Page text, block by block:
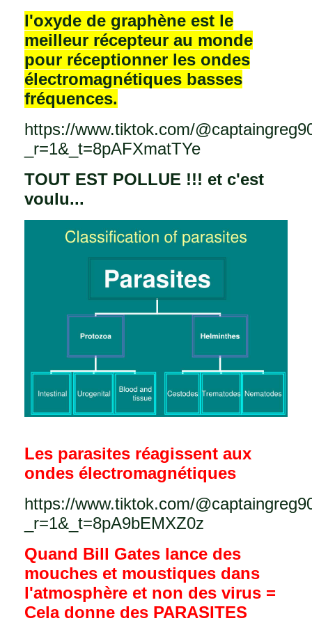
l'oxyde de graphène est le
meilleur récepteur au monde
pour réceptionner les ondes
électromagnétiques basses
fréquences.
https://www.tiktok.com/
_r=1&_t=8pAFXmatTYe
TOUT EST POLLUE !!! et c'est
voulu...
Les parasites réagissent aux
ondes électromagnétiques
https://www.tiktok.com/
_r=1&_t=8pA9bEMXZ0z
Quand Bill Gates lance des
mouches et moustiques dans
l'atmosphère et non des virus =
Cela donne des PARASITES